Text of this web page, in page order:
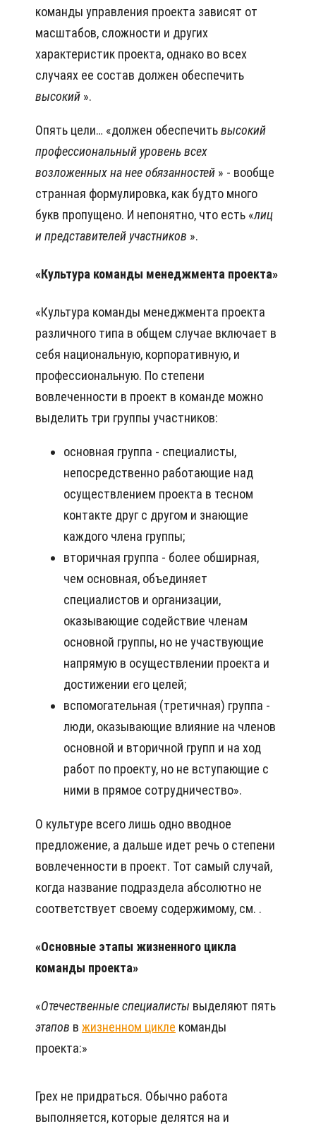
команды управления проекта зависят от
масштабов, сложности и других
характеристик проекта, однако во всех
случаях ее состав должен обеспечить
высокий ».
Опять цели… «должен обеспечитьвысокий
профессиональный уровень всех
возложенных на нее обязанностей » - вообще
странная формулировка, как будто много
букв пропущено. И непонятно, что есть «лиц
и представителей участников ».
«Культура команды менеджмента проекта»
«Культура команды менеджмента проекта
различного типа в общем случае включает в
себя национальную, корпоративную, и
профессиональную. По степени
вовлеченности в проект в команде можно
выделить три группы участников:
основная группа - специалисты,
непосредственно работающие над
осуществлением проекта в тесном
контакте друг с другом и знающие
каждого члена группы;
вторичная группа - более обширная,
чем основная, объединяет
специалистов и организации,
оказывающие содействие членам
основной группы, но не участвующие
напрямую в осуществлении проекта и
достижении его целей;
вспомогательная (третичная) группа -
люди, оказывающие влияние на членов
основной и вторичной групп и на ход
работ по проекту, но не вступающие с
ними в прямое сотрудничество».
О культуре всего лишь одно вводное
предложение, а дальше идет речь о степени
вовлеченности в проект. Тот самый случай,
когда название подраздела абсолютно не
соответствует своему содержимому, см. .
«Основные этапы жизненного цикла
команды проекта»
«Отечественныеспециалисты выделяют пять
этапов в жизненном цикле команды
проекта:»
Грех не придраться. Обычно работа
выполняется, которые делятся на и